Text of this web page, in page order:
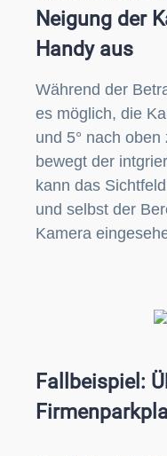
Neigung der
Handy aus
Während der
es möglich, die
und 5° nach
bewegt der
kann das
und selbst der
Kamera
Fallbeispiel: